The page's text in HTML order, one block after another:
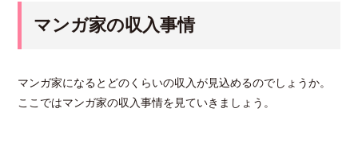
マンガ家の収入事情
マンガ家になるとどのくらいの収入が見込めるのでしょうか。
ここではマンガ家の収入事情を見ていきましょう。